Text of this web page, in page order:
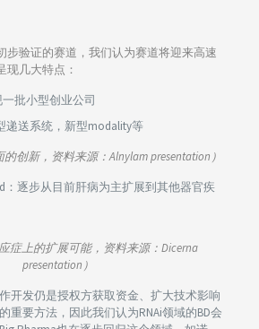
步验证的赛道，我们认为赛道将迎来高速
现几大特点：
批小型创业公司
递送系统，新型modality等
的创新，资料来源：Alnylam presentation）
：逐步从目前肝病为主扩展到其他器官疾
应症上的扩展可能，资料来源：Dicerna
presentation）
开发仍是授权方获取资金、扩大技术影响
重要方法，因此我们认为RNAi领域的BD会